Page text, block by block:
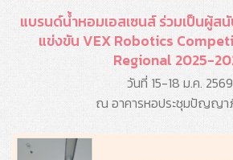
แบรนด์น้ำหอมเอสเซนส์ ร่วมเป็นผู้ส
แข่งขัน VEX Robotics
Regional 2025-
วันที่ 15-18 ม.ค. 2569
ณ อาคารหอประชุมปัญญ